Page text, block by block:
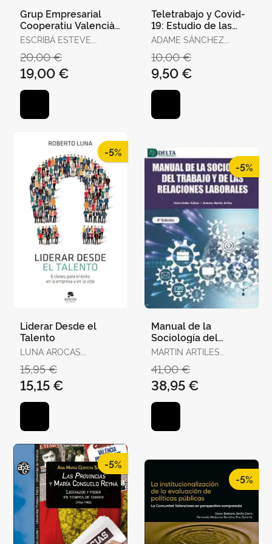
Grup Empresarial
Cooperatiu Valencià-
Gecv
ESCRIBÁ ESTEVE,
JUAN, MARÍA
20,00 €
19,00 €
Teletrabajo y Covid-
19: Estudio de las
Variables que
Teletrabajador y
ADAME SÁNCHEZ,
CAPLLIURE GINER, EVA
Mª / LEÓN LLORENTE,
CONSUELO
10,00 €
9,50 €
-5%
Liderar Desde el
Talento
LUNA AROCAS,
15,95 €
15,15 €
-5%
Manual de la
Sociología del
Trabajo y de las
MARTIN ARTILES
41,00 €
38,95 €
-5%
-5%